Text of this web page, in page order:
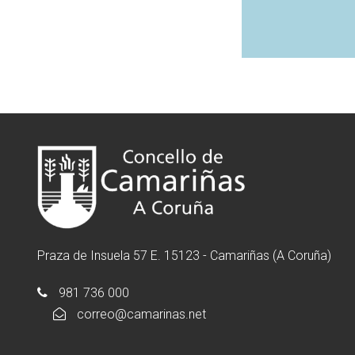
Praza de Insuela 57 E. 15123 - Camariñas (A Coruña)
981 736 000
correo@camarinas.net